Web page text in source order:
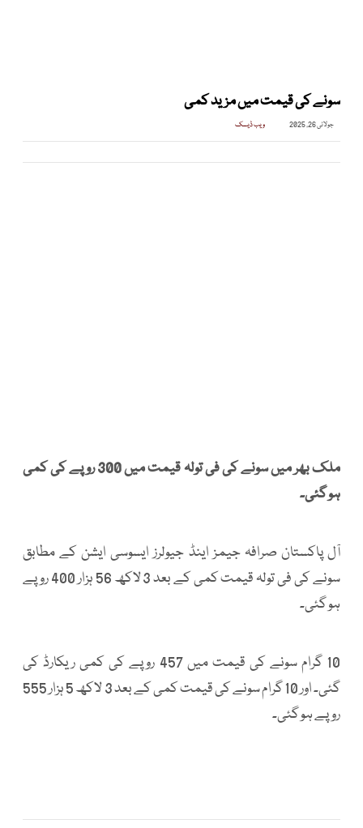
سونے کی قیمت میں مزید کمی
جولائی 26, 2025 ویب ڈیسک
ملک بھر میں سونے کی فی تولہ قیمت میں 300 روپے کی کمی
ہو گئی۔
آل پاکستان صرافہ جیمز اینڈ جیولرز ایسوسی ایشن کے مطابق
سونے کی فی تولہ قیمت کمی کے بعد 3 لاکھ 56 ہزار 400 روپے
ہو گئی۔
10 گرام سونے کی قیمت میں 457 روپے کی کمی ریکارڈ کی
گئی۔ اور 10 گرام سونے کی قیمت کمی کے بعد 3 لاکھ 5 ہزار 555
روپے ہو گئی۔